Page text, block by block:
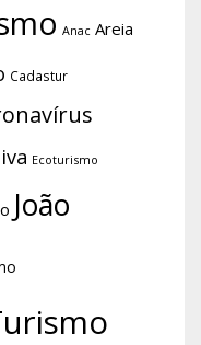
Anac Areia
Cadastur
Ecoturismo
João